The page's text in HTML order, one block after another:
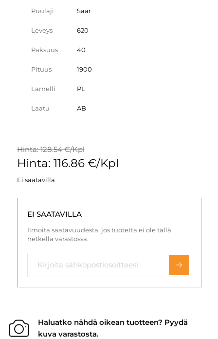
Puulaji Saar
Leveys 620
Paksuus 40
Pituus 1900
Lamelli PL
Laatu AB
Hinta: 128.54 €/Kpl
Hinta: 116.86 €/Kpl
Ei saatavilla
EI SAATAVILLA
Ilmoita saatavuudesta, jos tuotetta ei ole tällä
hetkellä varastossa.
Haluatko nähdä oikean tuotteen? Pyydä
kuva varastosta.